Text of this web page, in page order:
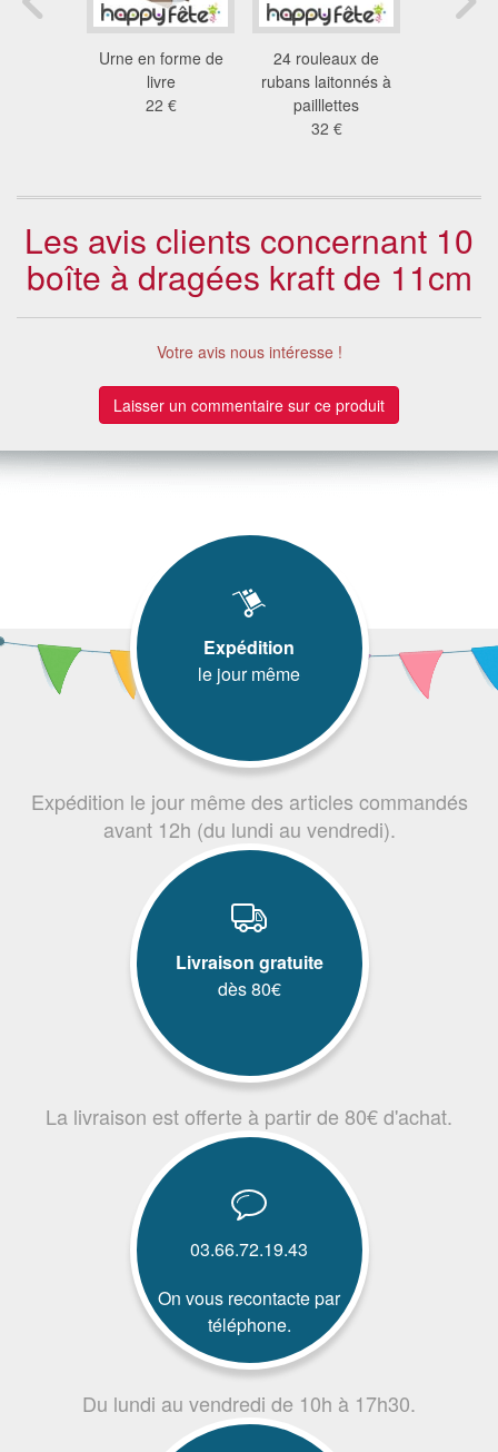
Urne en forme de
livre
22 €
24 rouleaux de
rubans laitonnés à
pailllettes
32 €
Les avis clients concernant 10
boîte à dragées kraft de 11cm
Votre avis nous intéresse !
Laisser un commentaire sur ce produit
Expédition
le jour même
Expédition le jour même des articles commandés
avant 12h (du lundi au vendredi).
Livraison gratuite
dès 80€
La livraison est offerte à partir de 80€ d'achat.
03.66.72.19.43
On vous recontacte par
téléphone.
Du lundi au vendredi de 10h à 17h30.